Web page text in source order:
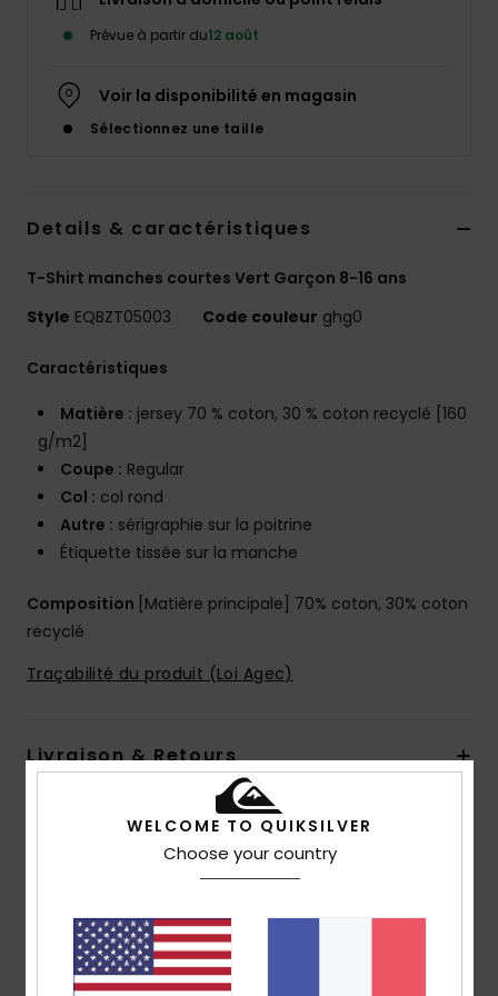
Prévue à partir du12 août
Voir la disponibilité en magasin
Sélectionnez une taille
Details & caractéristiques
T-Shirt manches courtes Vert Garçon 8-16 ans
Style EQBZT05003 Code couleur ghg0
Caractéristiques
Matière : jersey 70 % coton, 30 % coton recyclé [160
g/m2]
Coupe : Regular
Col : col rond
Autre : sérigraphie sur la poitrine
Étiquette tissée sur la manche
Composition [Matière principale] 70% coton, 30% coton
recyclé
Traçabilité du produit (Loi Agec)
Livraison & Retours
Note moyenne
5.0
WELCOME TO QUIKSILVER
Choose your country